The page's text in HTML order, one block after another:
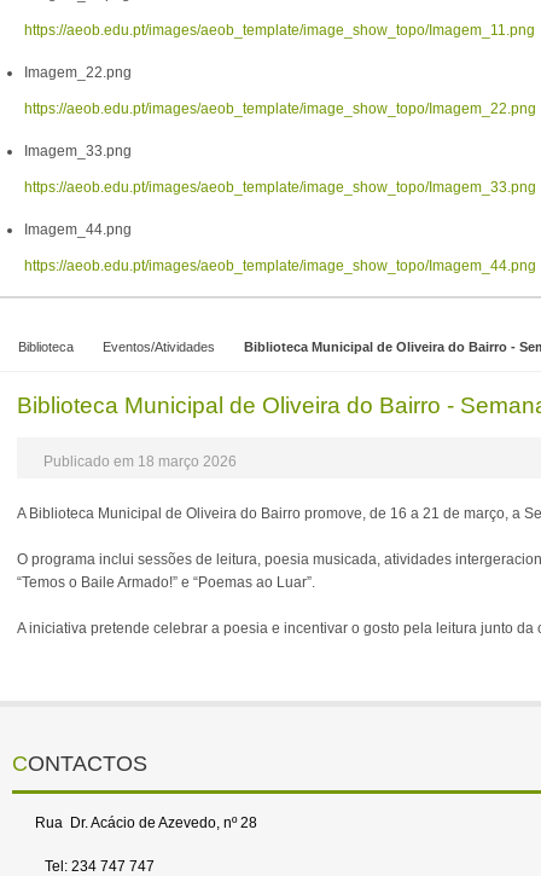
https://aeob.edu.pt/images/aeob_template/image_show_topo/Imagem_11.png
Imagem_22.png
https://aeob.edu.pt/images/aeob_template/image_show_topo/Imagem_22.png
Imagem_33.png
https://aeob.edu.pt/images/aeob_template/image_show_topo/Imagem_33.png
Imagem_44.png
https://aeob.edu.pt/images/aeob_template/image_show_topo/Imagem_44.png
Biblioteca Eventos/Atividades Biblioteca Municipal de Oliveira do Bairro -
Biblioteca Municipal de Oliveira do Bairro -
Publicado em 18 março 2026
A Biblioteca Municipal de Oliveira do Bairro promove, de 16 a 21 de março, a
O programa inclui sessões de leitura, poesia musicada, atividades
“Temos o Baile Armado!” e “Poemas ao Luar”.
A iniciativa pretende celebrar a poesia e incentivar o gosto pela leitura junto
CONTACTOS
Rua Dr. Acácio de Azevedo, nº 28
Tel: 234 747 747